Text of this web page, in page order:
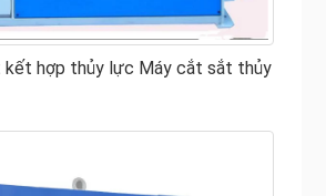
lực của RAYMAX là một máy gia
đáo có nhiều ứng dụng khác nhau
ngành công nghiệp như sản xuất
tải bằng cần trục, kết cấu kim loại và
kết hợp thủy lực Máy cắt sắt thủy